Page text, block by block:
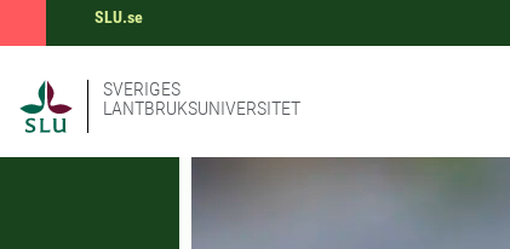
SLU.se
SVERIGES
LANTBRUKSUNIVERSITET